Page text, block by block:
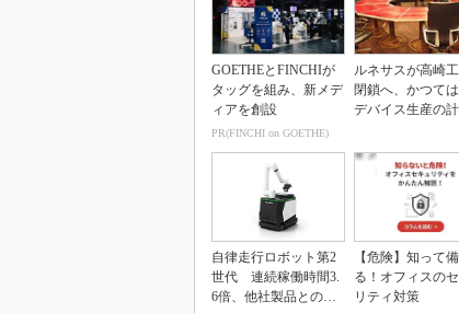
GOETHEとFINCHIが
タッグを組み、新メデ
ィアを創設
PR(FINCHI on GOETHE)
ルネサスが高崎
閉鎖へ、かつて
デバイス生産の
自律走行ロボット第2
世代 連続稼働時間3.
6倍、他社製品との連
【危険】知って備
る！オフィスの
リティ対策